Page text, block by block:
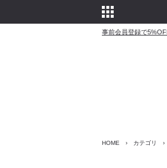
事前会員登録で
HOME › カテゴリ ›